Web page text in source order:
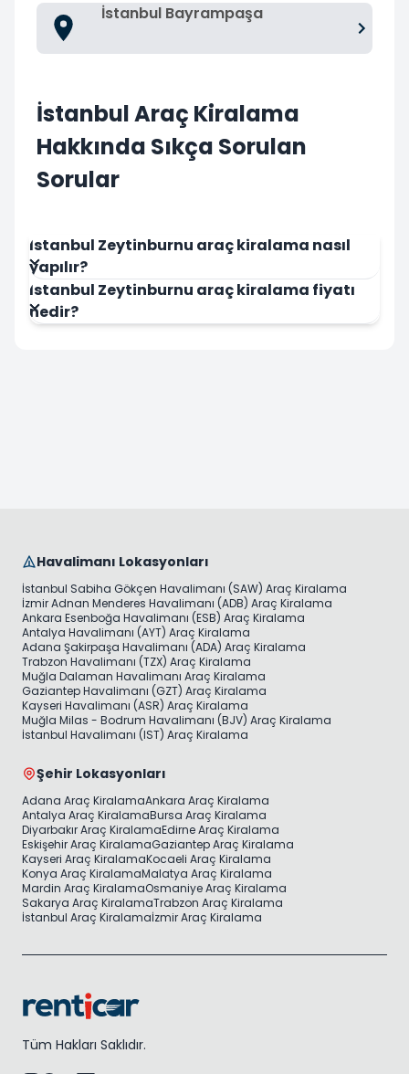
İstanbul Bayrampaşa
İstanbul Araç Kiralama
Hakkında Sıkça Sorulan
Sorular
İstanbul Zeytinburnu araç kiralama nasıl
yapılır?
İstanbul Zeytinburnu araç kiralama fiyatı
nedir?
Havalimanı Lokasyonları
İstanbul Sabiha Gökçen Havalimanı (SAW) Araç Kiralama
İzmir Adnan Menderes Havalimanı (ADB) Araç Kiralama
Ankara Esenboğa Havalimanı (ESB) Araç Kiralama
Antalya Havalimanı (AYT) Araç Kiralama
Adana Şakirpaşa Havalimanı (ADA) Araç Kiralama
Trabzon Havalimanı (TZX) Araç Kiralama
Muğla Dalaman Havalimanı Araç Kiralama
Gaziantep Havalimanı (GZT) Araç Kiralama
Kayseri Havalimanı (ASR) Araç Kiralama
Muğla Milas - Bodrum Havalimanı (BJV) Araç Kiralama
İstanbul Havalimanı (IST) Araç Kiralama
Şehir Lokasyonları
Adana Araç KiralamaAnkara Araç Kiralama
Antalya Araç KiralamaBursa Araç Kiralama
Diyarbakır Araç KiralamaEdirne Araç Kiralama
Eskişehir Araç KiralamaGaziantep Araç Kiralama
Kayseri Araç KiralamaKocaeli Araç Kiralama
Konya Araç KiralamaMalatya Araç Kiralama
Mardin Araç KiralamaOsmaniye Araç Kiralama
Sakarya Araç KiralamaTrabzon Araç Kiralama
İstanbul Araç Kiralamaİzmir Araç Kiralama
Tüm Hakları Saklıdır.